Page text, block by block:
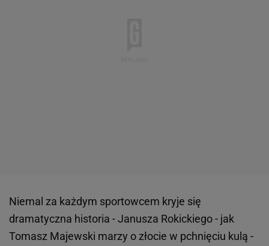
Niemal za każdym sportowcem kryje się
dramatyczna historia - Janusza Rokickiego - jak
Tomasz Majewski marzy o złocie w pchnięciu kulą -